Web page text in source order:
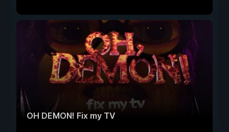
OH DEMON! Fix my TV